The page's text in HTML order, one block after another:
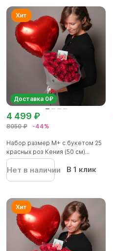
Доставка 0₽
8050 ₽ -44%
4 499 ₽
Набор размер М+ с букетом 25
красных роз Кения (50 см)...
Нет в наличии В 1 клик